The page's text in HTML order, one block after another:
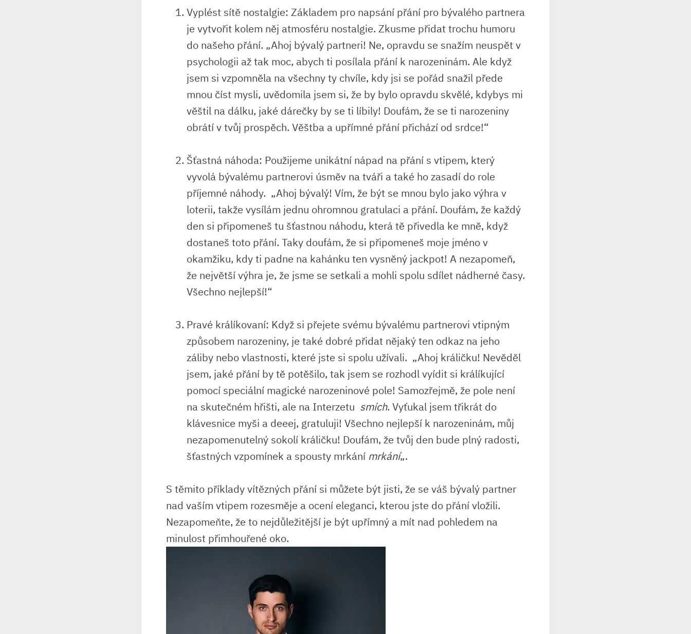
Vyplést ⁣sítě nostalgie: ⁣Základem pro ⁣napsání ⁢přání pro bývalého partnera
je vytvořit kolem něj atmosféru nostalgie. Zkusme přidat‌ trochu humoru
do​ našeho ‌přání. „Ahoj ​bývalý partneri! Ne, opravdu se snažím neuspět v
psychologii až tak moc, abych ⁣ti ‌posílala přání k​ narozeninám. Ale když
jsem​ si​ vzpomněla‌ na všechny ty chvíle, kdy jsi se pořád snažil přede
mnou číst mysli, uvědomila jsem​ si, že by bylo‌ opravdu​ skvělé,‌ kdybys mi
věštil na dálku, jaké ‌dárečky​ by se ⁢ti líbily! Doufám, že se ti narozeniny
obrátí v tvůj prospěch. Věštba ⁣a upřímné ​přání přichází od ​srdce!“
Šťastná⁣ náhoda:​ Použijeme unikátní nápad na přání s ‍vtipem, který
⁤vyvolá ⁢bývalému partnerovi úsměv na‌ tváři ​a⁢ také ho⁢ zasadí do ⁤role
příjemné náhody. ⁢ „Ahoj bývalý!​ Vím, že⁣ být se mnou bylo jako výhra v
loterii, ​takže‍ vysílám jednu ‌ohromnou gratulaci a přání. Doufám,‍ že‍ každý
den si připomeneš tu šťastnou⁢ náhodu, která⁤ tě⁣ přivedla⁢ ke mně, ⁣když ​
dostaneš toto přání. Taky⁣ doufám, ‌že si připomeneš moje jméno v
okamžiku, kdy ti padne na kahánku⁢ ten vysněný ⁢jackpot! A nezapomeň,
že největší výhra⁤ je, že jsme⁢ se‌ setkali a mohli spolu sdílet nádherné časy.
Všechno nejlepší!“
Pravé králíkovaní: Když si ⁤přejete svému bývalému ⁤partnerovi vtipným​
způsobem ‌narozeniny,⁢ je ⁣také dobré přidat nějaký ⁤ten ‌odkaz ‌na jeho
záliby nebo ⁤vlastnosti, které jste si spolu užívali. ‍ „Ahoj králičku! ‍Nevěděl
jsem, ‍jaké‌ přání by ⁢tě‌ potěšilo, tak⁣ jsem se​ rozhodl vyídit si králíkující
pomocí speciální ⁤magické narozeninové‍ pole! Samozřejmě, že pole není
‍na skutečném hřišti, ale na‌ Interzetu ⁤ smích. Vyťukal jsem třikrát do
klávesnice myši a deeej, gratuluji! Všechno nejlepší​ k narozeninám, můj⁣
nezapomenutelný⁣ sokolí králičku! Doufám, že tvůj den bude ⁤plný‌ radosti,
šťastných vzpomínek ‍a spousty‌ mrkání mrkání„.
S těmito ‌příklady vítězných přání si můžete⁣ být jisti, že se váš‌ bývalý ​partner
nad vaším vtipem​ rozesměje a ocení eleganci,‌ kterou ⁢jste ⁢do​ přání​ vložili.
Nezapomeňte, ⁤že to ⁢nejdůležitější​ je být upřímný⁣ a mít nad‍ pohledem na
minulost přimhouřené oko.